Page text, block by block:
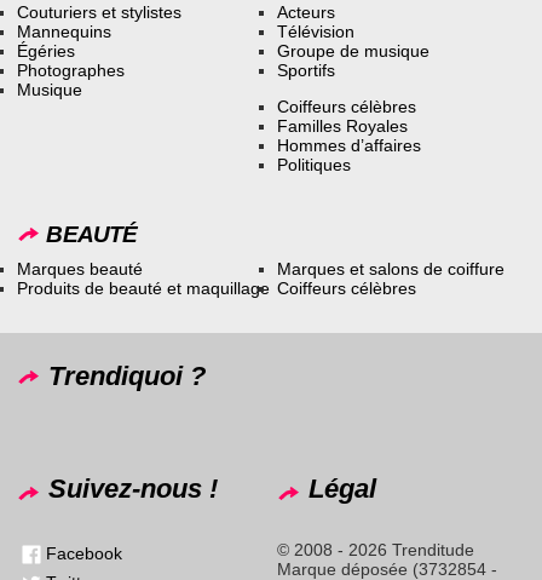
Couturiers et stylistes
Mannequins
Égéries
Photographes
Musique
Acteurs
Télévision
Groupe de musique
Sportifs
Coiffeurs célèbres
Familles Royales
Hommes d’affaires
Politiques
BEAUTÉ
Marques beauté
Produits de beauté et maquillage
Marques et salons de coiffure
Coiffeurs célèbres
Trendiquoi ?
Suivez-nous !
Facebook
Légal
© 2008 - 2026 Trenditude
Marque déposée (3732854 -